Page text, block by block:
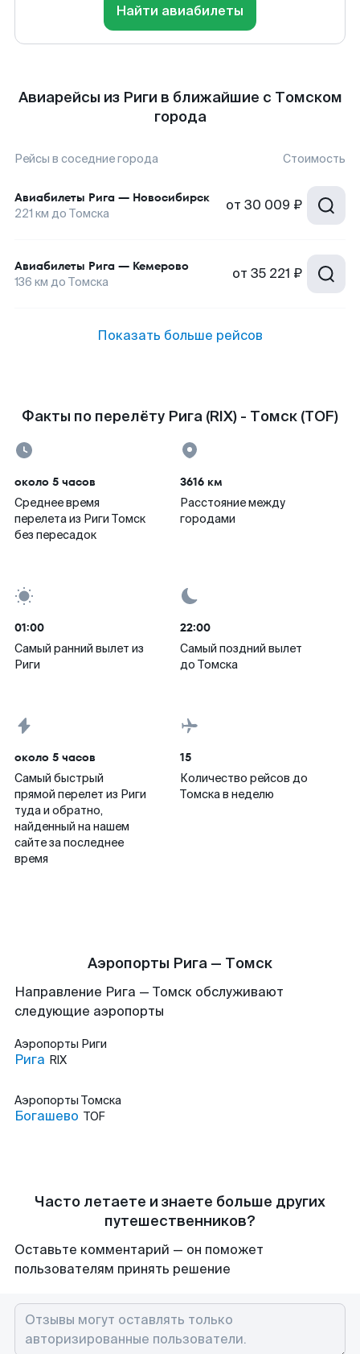
Найти авиабилеты
Авиарейсы из Риги в ближайшие с Томском
города
Рейсы в соседние города Стоимость
Авиабилеты Рига — Новосибирск
221 км до Томска от 30 009 ₽
Авиабилеты Рига — Кемерово
136 км до Томска от 35 221 ₽
Показать больше рейсов
Факты по перелёту Рига (RIX) - Томск (TOF)
около 5 часов
Среднее время
перелета из Риги Томск
без пересадок
3616 км
Расстояние между
городами
01:00
Самый ранний вылет из
Риги
22:00
Самый поздний вылет
до Томска
около 5 часов
Самый быстрый
прямой перелет из Риги
туда и обратно,
найденный на нашем
сайте за последнее
время
15
Количество рейсов до
Томска в неделю
Аэропорты Рига — Томск
Направление Рига — Томск обслуживают
следующие аэропорты
Аэропорты Риги
Рига RIX
Аэропорты Томска
Богашево TOF
Часто летаете и знаете больше других
путешественников?
Оставьте комментарий — он поможет
пользователям принять решение